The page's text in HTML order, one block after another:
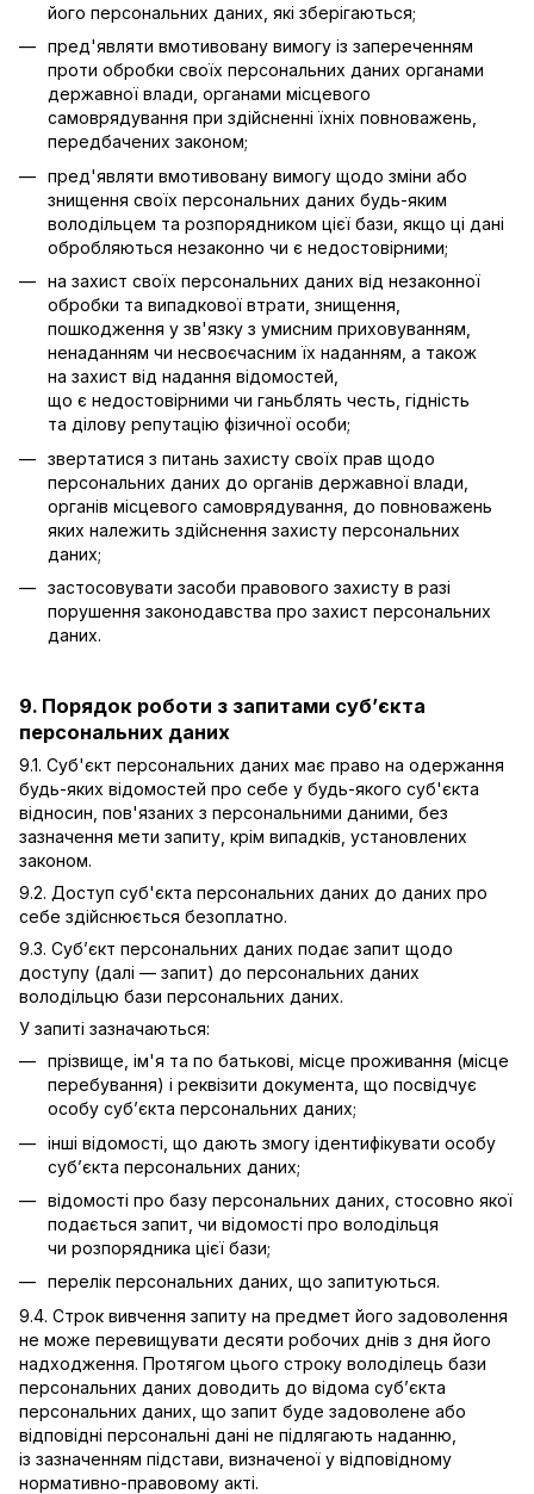
його персональних даних, які зберігаються;
пред'являти вмотивовану вимогу із запереченням
проти обробки своїх персональних даних органами
державної влади, органами місцевого
самоврядування при здійсненні їхніх повноважень,
передбачених законом;
пред'являти вмотивовану вимогу щодо зміни або
знищення своїх персональних даних будь-яким
володільцем та розпорядником цієї бази, якщо ці дані
обробляються незаконно чи є недостовірними;
на захист своїх персональних даних від незаконної
обробки та випадкової втрати, знищення,
пошкодження у зв'язку з умисним приховуванням,
ненаданням чи несвоєчасним їх наданням, а також
на захист від надання відомостей,
що є недостовірними чи ганьблять честь, гідність
та ділову репутацію фізичної особи;
звертатися з питань захисту своїх прав щодо
персональних даних до органів державної влади,
органів місцевого самоврядування, до повноважень
яких належить здійснення захисту персональних
даних;
застосовувати засоби правового захисту в разі
порушення законодавства про захист персональних
даних.
9. Порядок роботи з запитами суб’єкта
персональних даних
9.1. Суб'єкт персональних даних має право на одержання
будь-яких відомостей про себе у будь-якого суб'єкта
відносин, пов'язаних з персональними даними, без
зазначення мети запиту, крім випадків, установлених
законом.
9.2. Доступ суб'єкта персональних даних до даних про
себе здійснюється безоплатно.
9.3. Суб’єкт персональних даних подає запит щодо
доступу (далі — запит) до персональних даних
володільцю бази персональних даних.
У запиті зазначаються:
прізвище, ім'я та по батькові, місце проживання (місце
перебування) і реквізити документа, що посвідчує
особу суб’єкта персональних даних;
інші відомості, що дають змогу ідентифікувати особу
суб’єкта персональних даних;
відомості про базу персональних даних, стосовно якої
подається запит, чи відомості про володільця
чи розпорядника цієї бази;
перелік персональних даних, що запитуються.
9.4. Строк вивчення запиту на предмет його задоволення
не може перевищувати десяти робочих днів з дня його
надходження. Протягом цього строку володілець бази
персональних даних доводить до відома суб’єкта
персональних даних, що запит буде задоволене або
відповідні персональні дані не підлягають наданню,
із зазначенням підстави, визначеної у відповідному
нормативно-правовому акті.